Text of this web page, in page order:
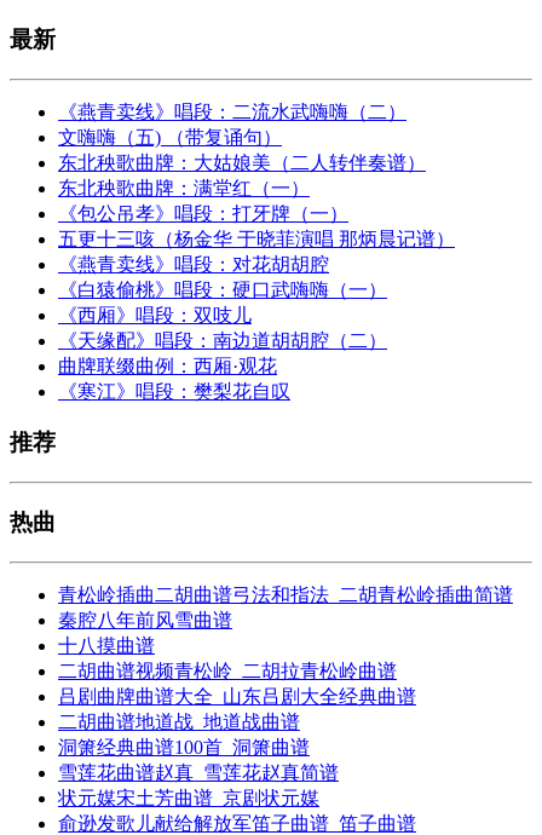
最新
《燕青卖线》唱段：二流水武嗨嗨（二）
文嗨嗨（五) （带复诵句）
东北秧歌曲牌：大姑娘美（二人转伴奏谱）
东北秧歌曲牌：满堂红（一）
《包公吊孝》唱段：打牙牌（一）
五更十三咳（杨金华 于晓菲演唱 那炳晨记谱）
《燕青卖线》唱段：对花胡胡腔
《白猿偷桃》唱段：硬口武嗨嗨（一）
《西厢》唱段：双吱儿
《天缘配》唱段：南边道胡胡腔（二）
曲牌联缀曲例：西厢·观花
《寒江》唱段：樊梨花自叹
推荐
热曲
青松岭插曲二胡曲谱弓法和指法_二胡青松岭插曲简谱
秦腔八年前风雪曲谱
十八摸曲谱
二胡曲谱视频青松岭_二胡拉青松岭曲谱
吕剧曲牌曲谱大全_山东吕剧大全经典曲谱
二胡曲谱地道战_地道战曲谱
洞箫经典曲谱100首_洞箫曲谱
雪莲花曲谱赵真_雪莲花赵真简谱
状元媒宋土芳曲谱_京剧状元媒
俞逊发歌儿献给解放军笛子曲谱_笛子曲谱